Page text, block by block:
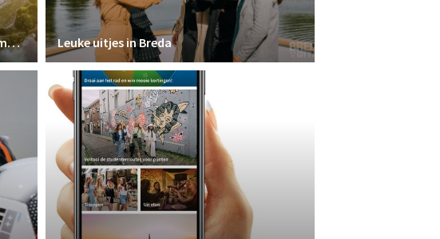
Dit zijn de 7 beste plekken om te zwemmen in Breda Leuke uitjes in Breda